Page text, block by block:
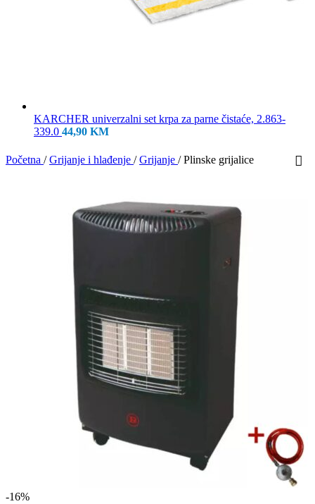
KARCHER univerzalni set krpa za parne čistaće, 2.863-
339.0 44,90 KM
Početna / Grijanje i hlađenje / Grijanje / Plinske grijalice
-16%